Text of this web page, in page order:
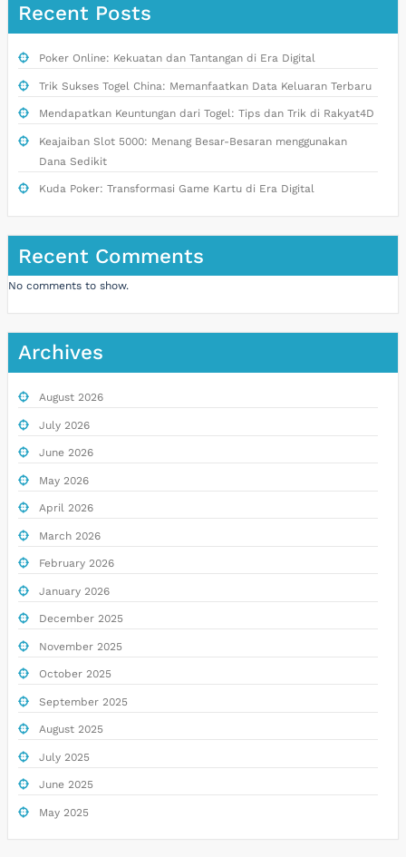
Recent Posts
Poker Online: Kekuatan dan Tantangan di Era Digital
Trik Sukses Togel China: Memanfaatkan Data Keluaran Terbaru
Mendapatkan Keuntungan dari Togel: Tips dan Trik di Rakyat4D
Keajaiban Slot 5000: Menang Besar-Besaran menggunakan
Dana Sedikit
Kuda Poker: Transformasi Game Kartu di Era Digital
Recent Comments
No comments to show.
Archives
August 2026
July 2026
June 2026
May 2026
April 2026
March 2026
February 2026
January 2026
December 2025
November 2025
October 2025
September 2025
August 2025
July 2025
June 2025
May 2025